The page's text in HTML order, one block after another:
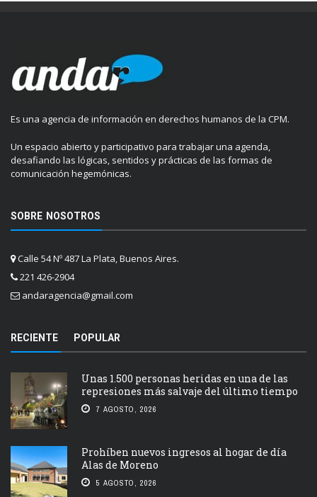
Es una agencia de información en derechos humanos de la CPM.
Un espacio abierto y participativo para trabajar una agenda,
desafiando las lógicas, sentidos y prácticas de las formas de
comunicación hegemónicas.
SOBRE NOSOTROS
Calle 54 Nº 487 La Plata, Buenos Aires.
221 426-2904
andaragencia@gmail.com
RECIENTE POPULAR
Unas 1.500 personas heridas en una de las
represiones más salvaje del último tiempo
7 AGOSTO, 2026
Prohíben nuevos ingresos al hogar de día
Alas de Moreno
5 AGOSTO, 2026